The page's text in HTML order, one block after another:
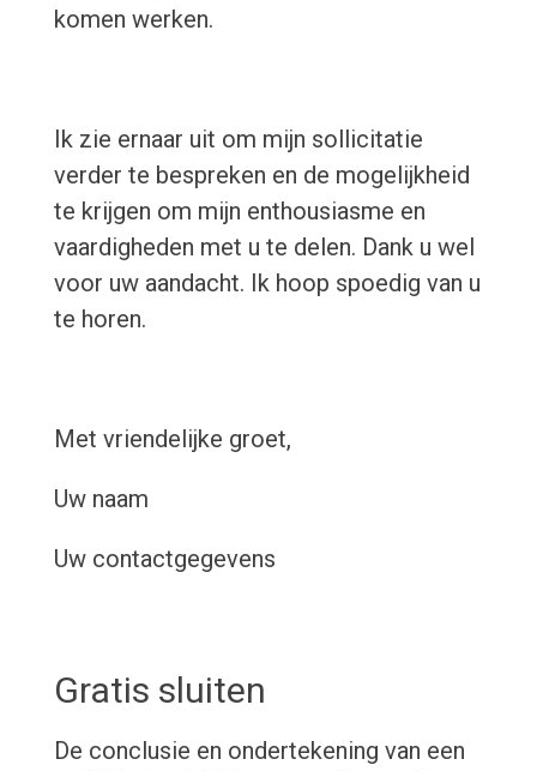
komen werken.
Ik zie ernaar uit om mijn sollicitatie
verder te bespreken en de mogelijkheid
te krijgen om mijn enthousiasme en
vaardigheden met u te delen. Dank u wel
voor uw aandacht. Ik hoop spoedig van u
te horen.
Met vriendelijke groet,
Uw naam
Uw contactgegevens
Gratis sluiten
De conclusie en ondertekening van een